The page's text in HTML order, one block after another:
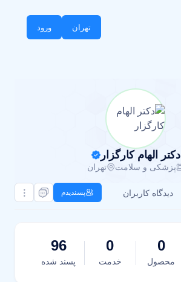
تهران ورود
دکتر الهام کارگزار
پزشکی و سلامت تهران
دیدگاه کاربران پسندیدم
0
محصول
0
خدمت
96
پسند شده